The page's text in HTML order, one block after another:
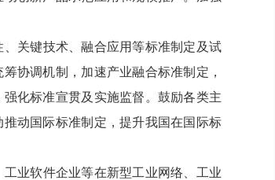
关键技术、融合应用等标准制定及试
协调机制，加速产业融合标准制定，
化标准宣贯及实施监督。鼓励各类主
动国际标准制定，提升我国在国际标
业软件企业等在新型工业网络、工业